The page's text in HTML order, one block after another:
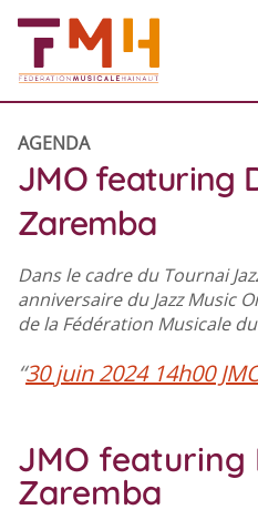
AGENDA
JMO featuring
Zaremba
Dans le cadre du Tournai
anniversaire du Jazz Music
de la Fédération Musicale
30 juin 2024 14h00
JMO featuring
Zaremba